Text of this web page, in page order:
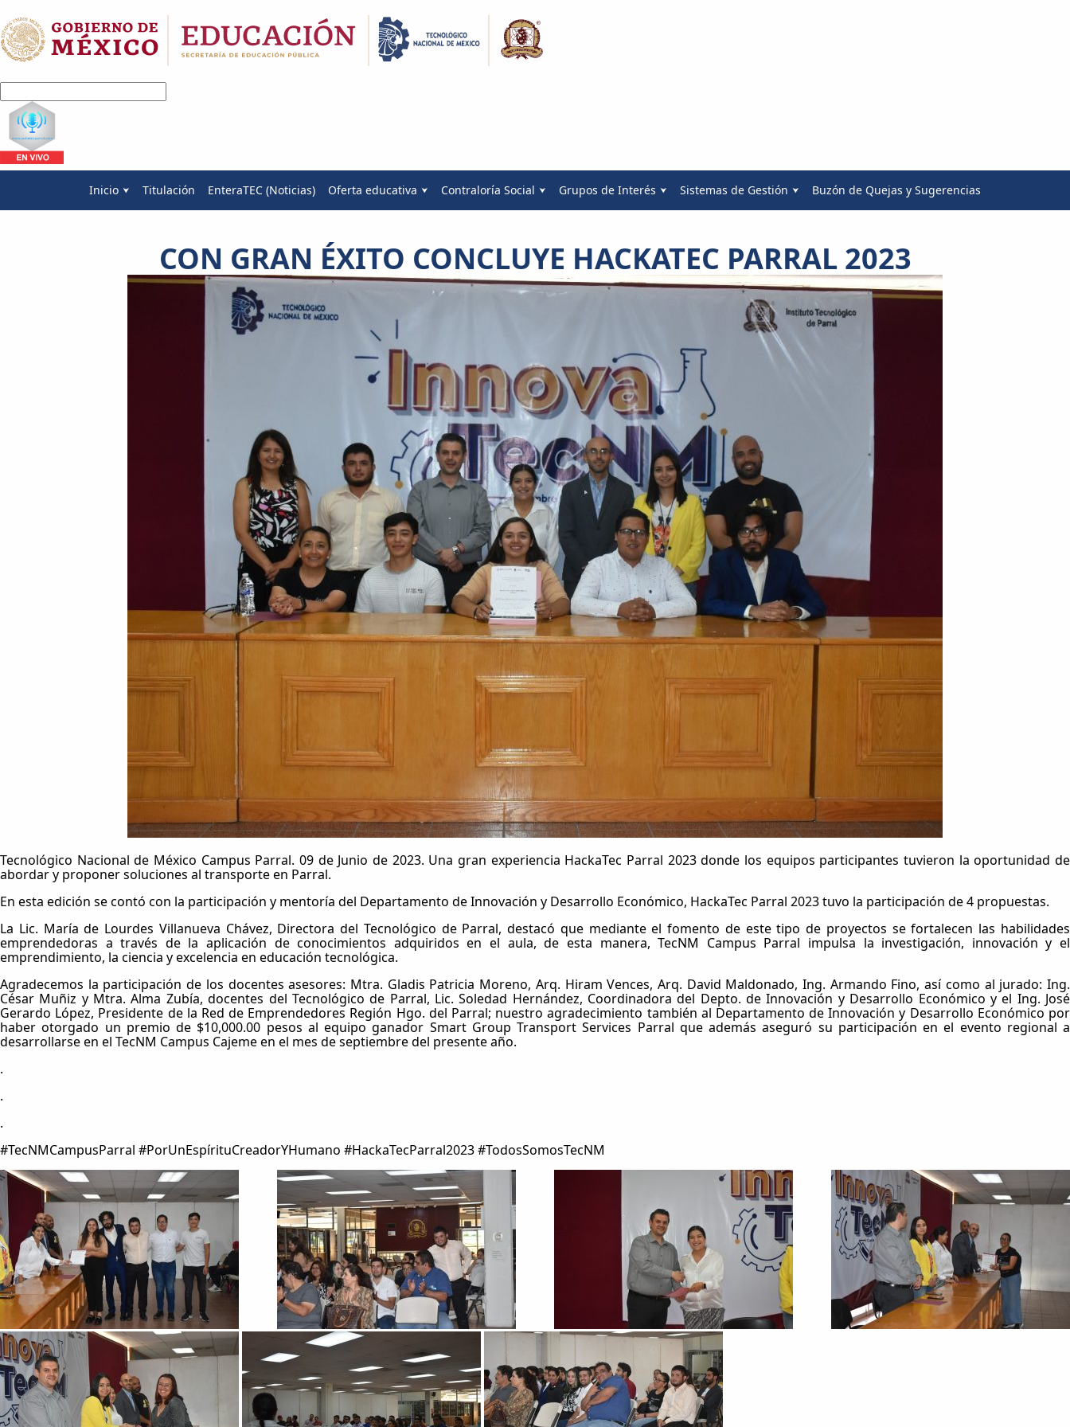
Inicio Titulación EnteraTEC (Noticias) Oferta educativa Contraloría Social Grupos de Interés Sistemas de Gestión Buzón de Quejas y Sugerencias
CON GRAN ÉXITO CONCLUYE HACKATEC PARRAL 2023
Tecnológico Nacional de México Campus Parral. 09 de Junio de 2023. Una gran experiencia HackaTec Parral 2023 donde los equipos participantes tuvieron la oportunidad de
abordar y proponer soluciones al transporte en Parral.
En esta edición se contó con la participación y mentoría del Departamento de Innovación y Desarrollo Económico, HackaTec Parral 2023 tuvo la participación de 4 propuestas.
La Lic. María de Lourdes Villanueva Chávez, Directora del Tecnológico de Parral, destacó que mediante el fomento de este tipo de proyectos se fortalecen las habilidades
emprendedoras a través de la aplicación de conocimientos adquiridos en el aula, de esta manera, TecNM Campus Parral impulsa la investigación, innovación y el
emprendimiento, la ciencia y excelencia en educación tecnológica.
Agradecemos la participación de los docentes asesores: Mtra. Gladis Patricia Moreno, Arq. Hiram Vences, Arq. David Maldonado, Ing. Armando Fino, así como al jurado: Ing.
César Muñiz y Mtra. Alma Zubía, docentes del Tecnológico de Parral, Lic. Soledad Hernández, Coordinadora del Depto. de Innovación y Desarrollo Económico y el Ing. José
Gerardo López, Presidente de la Red de Emprendedores Región Hgo. del Parral; nuestro agradecimiento también al Departamento de Innovación y Desarrollo Económico por
haber otorgado un premio de $10,000.00 pesos al equipo ganador Smart Group Transport Services Parral que además aseguró su participación en el evento regional a
desarrollarse en el TecNM Campus Cajeme en el mes de septiembre del presente año.
.
.
.
#TecNMCampusParral #PorUnEspírituCreadorYHumano #HackaTecParral2023 #TodosSomosTecNM